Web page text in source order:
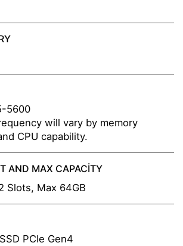
5600
will vary by memory
CPU capability.
AND MAX CAPACITY
Slots, Max 64GB
PCIe Gen4